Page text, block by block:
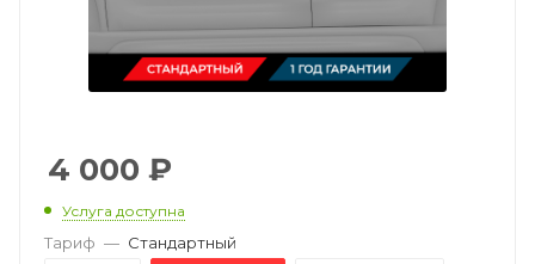
4 000 ₽
Услуга доступна
Тариф — Стандартный